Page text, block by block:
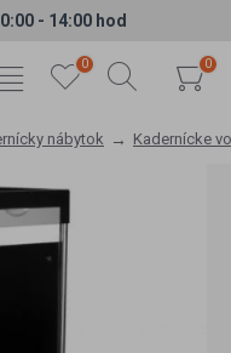
- 14:00 hod
0 0
nábytok Kadernícke